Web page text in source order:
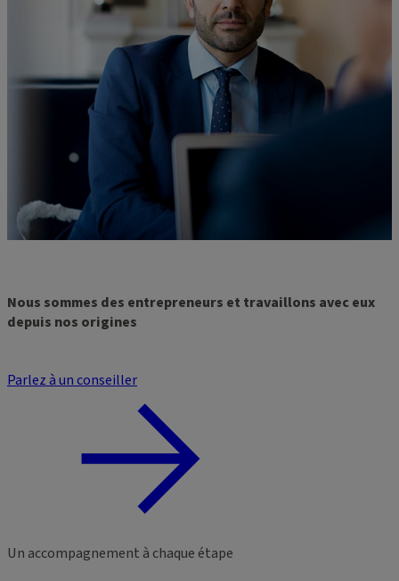
Nous sommes des entrepreneurs et travaillons avec eux
depuis nos origines
Parlez à un conseiller
Un accompagnement à chaque étape